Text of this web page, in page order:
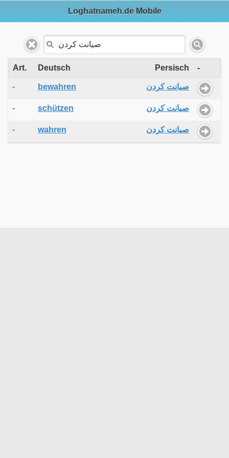
Loghatnameh.de Mobile
Art. Deutsch Persisch -
- bewahren صیانت کردن
- schützen صیانت کردن
- wahren صیانت کردن